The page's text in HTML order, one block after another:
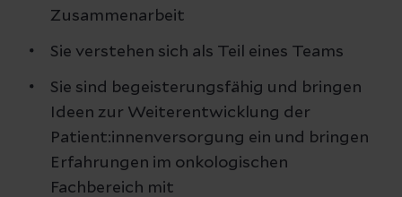
Zusammenarbeit
Sie verstehen sich als Teil eines Teams
Sie sind begeisterungsfähig und bringen
Ideen zur Weiterentwicklung der
Patient:innenversorgung ein und bringen
Erfahrungen im onkologischen
Fachbereich mit